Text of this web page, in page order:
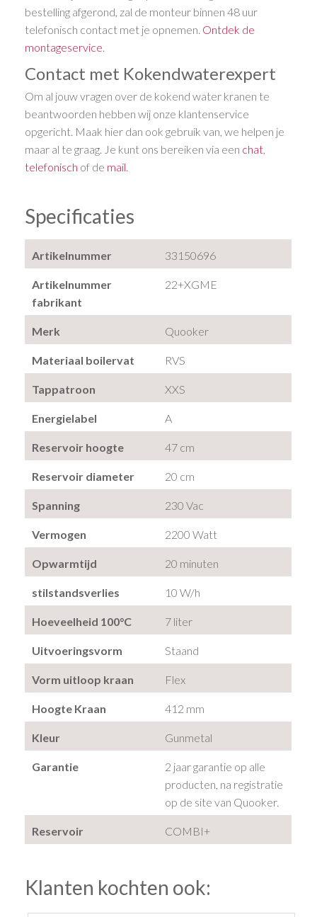
bestelling afgerond, zal de monteur binnen 48 uur
telefonisch contact met je opnemen. Ontdek de
montageservice
Contact met Kokendwaterexpert
Om al jouw vragen over de kokend water kranen te
beantwoorden hebben wij onze klantenservice
opgericht. Maak hier dan ook gebruik van, we helpen je
maar al te graag. Je kunt ons bereiken via een chat,
telefonisch of de mail.
Specificaties
Artikelnummer 33150696
Artikelnummer
fabrikant
22+XGME
Merk Quooker
Materiaal boilervat RVS
Tappatroon XXS
Energielabel A
Reservoir hoogte 47 cm
Reservoir diameter 20 cm
Spanning 230 Vac
Vermogen 2200 Watt
Opwarmtijd 20 minuten
stilstandsverlies 10 W/h
Hoeveelheid 100°C 7 liter
Uitvoeringsvorm Staand
Vorm uitloop kraan Flex
Hoogte Kraan 412 mm
Kleur Gunmetal
Garantie
2 jaar garantie op alle
producten, na registratie
op de site van Quooker.
Reservoir COMBI+
Klanten kochten ook: